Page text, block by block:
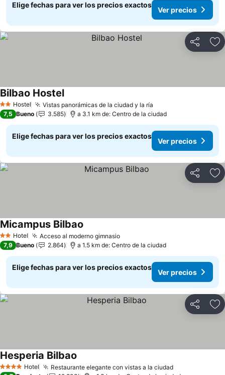
Elige fechas para ver los precios exactos
Ver precios
Compartir
2 Estrellas
Hostel Vistas panorámicas de la ciudad y la ría
Bilbao HostelVer precios
7,5 Bueno 3.585 a 3.1 km de: Centro de la ciudad
Elige fechas para ver los precios exactos
Ver precios
Compartir
2 Estrellas
Hotel Acceso al moderno gimnasioVer precios
Micampus Bilbao
7,9 Bueno 2.864 a 1.5 km de: Centro de la ciudad
Elige fechas para ver los precios exactos
Ver precios
Compartir
4 EstrellasHotel Restaurante elegante con vistas a la ciudadVer precios
Hesperia Bilbao